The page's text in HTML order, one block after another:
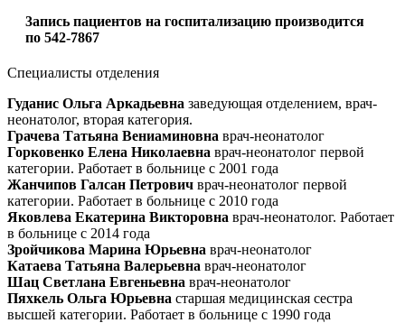
3апись пациентов на госпитализацию производится
по 542-7867
Специалисты отделения
Гуданис Ольга Аркадьевна заведующая отделением, врач-
неонатолог, вторая категория.
Грачева Татьяна Вениаминовна врач-неонатолог
Горковенко Елена Николаевна врач-неонатолог первой
категории. Работает в больнице с 2001 года
Жанчипов Галсан Петрович врач-неонатолог первой
категории. Работает в больнице с 2010 года
Яковлева Екатерина Викторовна врач-неонатолог. Работает
в больнице с 2014 года
Зройчикова Марина Юрьевна врач-неонатолог
Катаева Татьяна Валерьевна врач-неонатолог
Шац Светлана Евгеньевна врач-неонатолог
Пяхкель Ольга Юрьевна старшая медицинская сестра
высшей категории. Работает в больнице с 1990 года